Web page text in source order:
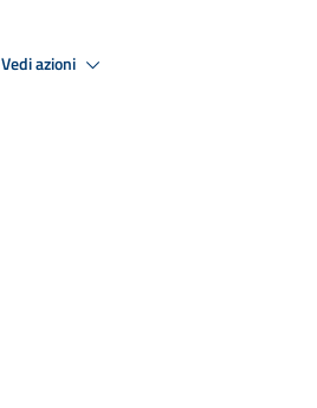
Vedi azioni